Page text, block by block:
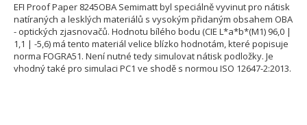
EFI Proof Paper 8245OBA Semimatt byl speciálně vyvinut pro nátisk
natíraných a lesklých materiálů s vysokým přidaným obsahem OBA
- optických zjasnovačů. Hodnotu bílého bodu (CIE L*a*b*(M1) 96,0 |
1,1 | -5,6) má tento materiál velice blízko hodnotám, které popisuje
norma FOGRA51. Není nutné tedy simulovat nátisk podložky. Je
vhodný také pro simulaci PC1 ve shodě s normou ISO 12647-2:2013.